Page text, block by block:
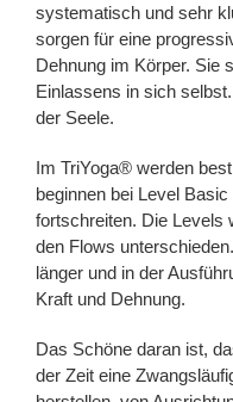
systematisch und sehr
sorgen für eine
Dehnung im Körper. Sie
Einlassens in sich
der Seele.
Im TriYoga® werden
beginnen bei Level
fortschreiten. Die Levels
den Flows
länger und in der
Kraft und Dehnung.
Das Schöne daran ist,
der Zeit eine